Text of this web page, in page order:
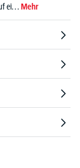
ei… Mehr